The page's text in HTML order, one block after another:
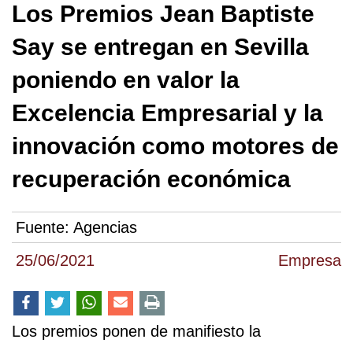
25/06/2021 Empresa
Los Premios Jean Baptiste
Say se entregan en Sevilla
poniendo en valor la
Excelencia Empresarial y la
innovación como motores de
recuperación económica
Fuente: Agencias
Los premios ponen de manifiesto la